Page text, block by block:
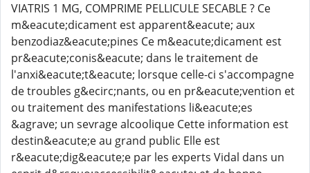
VIATRIS 1 MG, COMPRIME PELLICULE SECABLE ? Ce
m&eacute;dicament est apparent&eacute; aux
benzodiaz&eacute;pines Ce m&eacute;dicament est
pr&eacute;conis&eacute; dans le traitement de
l'anxi&eacute;t&eacute; lorsque celle-ci s'accompagne
de troubles g&ecirc;nants, ou en pr&eacute;vention et
ou traitement des manifestations li&eacute;es
&agrave; un sevrage alcoolique Cette information est
destin&eacute;e au grand public Elle est
r&eacute;dig&eacute;e par les experts Vidal dans un